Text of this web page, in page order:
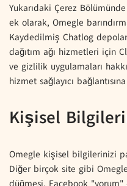
Yukarıdaki Çerez
ek olarak, Omegle
Kaydedilmiş Chatlog
dağıtım ağı hizmetleri için
ve gizlilik uygulamaları
hizmet sağlayıcı
Kişisel
Omegle kişisel bilgilerinizi
Diğer birçok site gibi
düğmesi, Facebook